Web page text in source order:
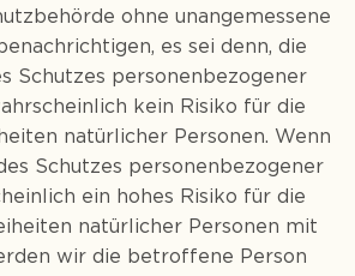
ohne unangemessene
es sei denn, die
Schutzes personenbezogener
kein Risiko für die
natürlicher Personen. Wenn
Schutzes personenbezogener
ein hohes Risiko für die
natürlicher Personen mit
wir die betroffene Person